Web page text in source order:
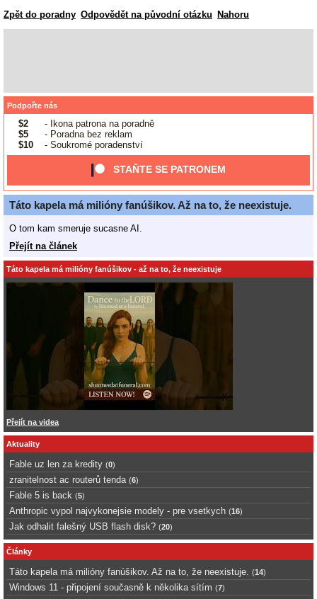
Zpět do poradny Odpovědět na původní otázku Nahoru
Podpořte nás
$2
- Ikona patrona na poradně
$5
- Poradna bez reklam
$10
- Soukromé poradenství
STAŇTE SE PATRONEM
Táto kapela má milióny fanúšikov. Až na to, že neexistuje.
O tom kam smeruje sucasne AI.
Přejít na článek
Táto kapela má milióny fanúšikov - až na to, že neexistuje
Přejít na videa
Aktuality
Fable uz len za kredity (0)
zranitelnost ac routerů tenda (6)
Fable 5 is back (5)
Anthropic vypol najvykonejsie modely - pre vsetkych (16)
Jak odhalit falešný USB flash disk? (20)
Články
Táto kapela má milióny fanúšikov. Až na to, že neexistuje. (14)
Windows 11 - připojení současně k několika sítím (7)